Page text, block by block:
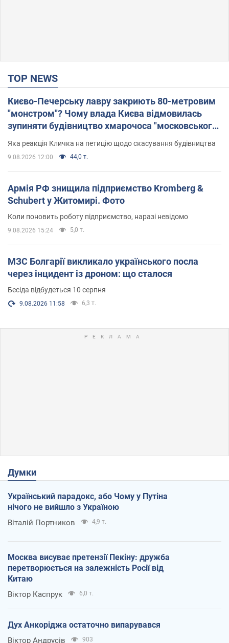
TOP NEWS
Києво-Печерську лавру закриють 80-метровим
"монстром"? Чому влада Києва відмовилась
зупиняти будівництво хмарочоса "московського
вірянина"
Яка реакція Кличка на петицію щодо скасування будівництва
9.08.2026 12:00 44,0 т.
Армія РФ знищила підприємство Kromberg &
Schubert у Житомирі. Фото
Коли поновить роботу підприємство, наразі невідомо
9.08.2026 15:24 5,0 т.
МЗС Болгарії викликало українського посла
через інцидент із дроном: що сталося
Бесіда відбудеться 10 серпня
9.08.2026 11:58 6,3 т.
Думки
Український парадокс, або Чому у Путіна
нічого не вийшло з Україною
Віталій Портников 4,9 т.
Москва висуває претензії Пекіну: дружба
перетворюється на залежність Росії від
Китаю
Віктор Каспрук 6,0 т.
Дух Анкоріджа остаточно випарувався
Віктор Андрусів 903